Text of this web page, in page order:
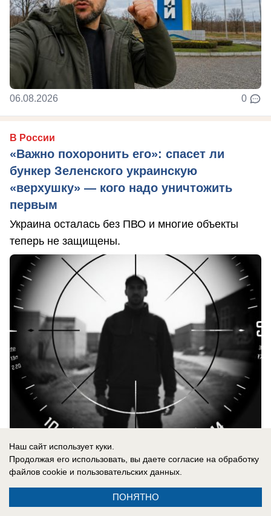
06.08.2026 0
В России
«Важно похоронить его»: спасет ли
бункер Зеленского украинскую
«верхушку» — кого надо уничтожить
первым
Украина осталась без ПВО и многие объекты
теперь не защищены.
06.08.2026
До них начало доходить: отставной
Наш сайт использует куки.
Продолжая его использовать, вы даете согласие на обработку
файлов cookie и пользовательских данных.
ПОНЯТНО